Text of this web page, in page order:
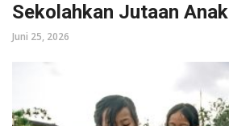
Sekolahkan Jutaan Anak
Juni 25, 2026